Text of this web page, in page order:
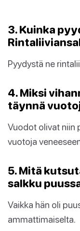
3. Kuinka
Pyydystä ne
4. Miksi
täynnä
Vuodot olivat niin
vuotoja
5. Mitä
salkku
Vaikka hän oli
ammattimaiselta.